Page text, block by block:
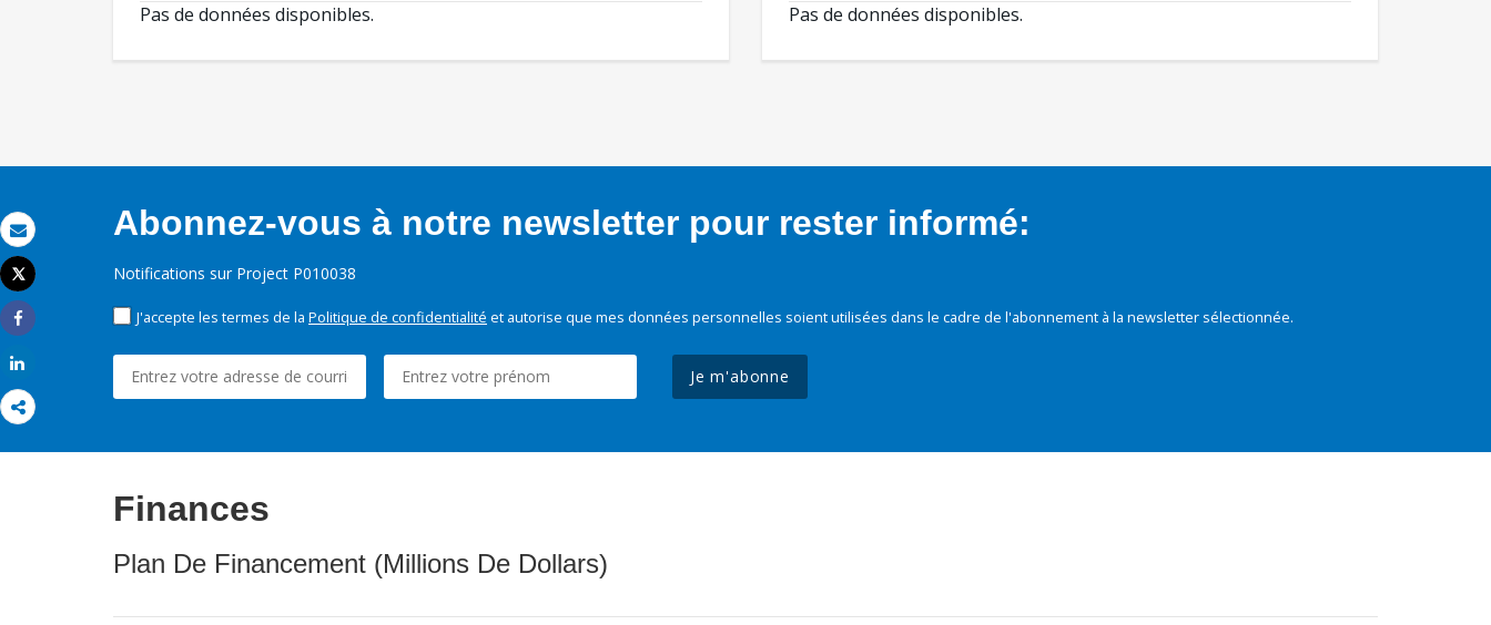
Email
Imprimer
Tweet
Share
Pas de données disponibles. Pas de données disponibles.
Abonnez-vous à notre newsletter pour rester informé:
Notifications sur Project P010038
J'accepte les termes de la Politique de confidentialité et autorise que mes données personnelles soient utilisées dans le cadre de l'abonnement à la newsletter sélectionnée.
Je m'abonne
Finances
Plan De Financement (Millions De Dollars)